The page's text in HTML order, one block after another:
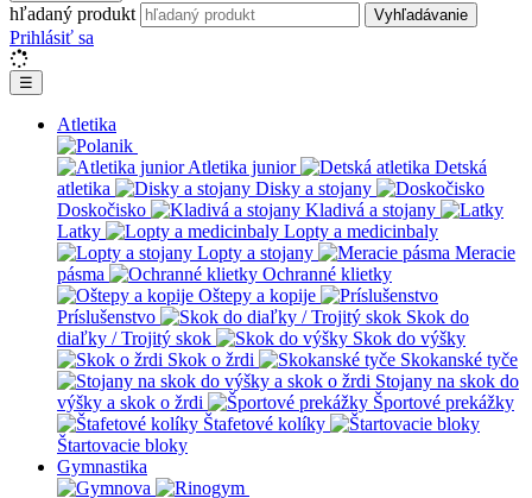
hľadaný produkt Vyhľadávanie
Prihlásiť sa
☰
Atletika
Atletika junior
Detská
atletika
Disky a stojany
Doskočisko
Kladivá a stojany
Latky
Lopty a medicinbaly
Lopty a stojany
Meracie
pásma
Ochranné klietky
Oštepy a kopije
Príslušenstvo
Skok do
diaľky / Trojitý skok
Skok do výšky
Skok o žrdi
Skokanské tyče
Stojany na skok do
výšky a skok o žrdi
Športové prekážky
Štafetové kolíky
Štartovacie bloky
Gymnastika